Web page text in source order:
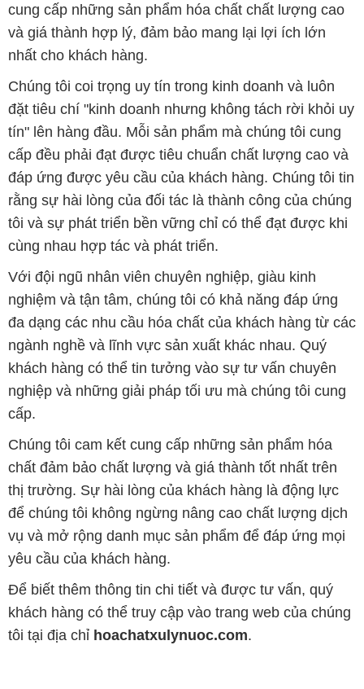
cung cấp những sản phẩm hóa chất chất lượng cao
và giá thành hợp lý, đảm bảo mang lại lợi ích lớn
nhất cho khách hàng.
Chúng tôi coi trọng uy tín trong kinh doanh và luôn
đặt tiêu chí "kinh doanh nhưng không tách rời khỏi uy
tín" lên hàng đầu. Mỗi sản phẩm mà chúng tôi cung
cấp đều phải đạt được tiêu chuẩn chất lượng cao và
đáp ứng được yêu cầu của khách hàng. Chúng tôi tin
rằng sự hài lòng của đối tác là thành công của chúng
tôi và sự phát triển bền vững chỉ có thể đạt được khi
cùng nhau hợp tác và phát triển.
Với đội ngũ nhân viên chuyên nghiệp, giàu kinh
nghiệm và tận tâm, chúng tôi có khả năng đáp ứng
đa dạng các nhu cầu hóa chất của khách hàng từ các
ngành nghề và lĩnh vực sản xuất khác nhau. Quý
khách hàng có thể tin tưởng vào sự tư vấn chuyên
nghiệp và những giải pháp tối ưu mà chúng tôi cung
cấp.
Chúng tôi cam kết cung cấp những sản phẩm hóa
chất đảm bảo chất lượng và giá thành tốt nhất trên
thị trường. Sự hài lòng của khách hàng là động lực
để chúng tôi không ngừng nâng cao chất lượng dịch
vụ và mở rộng danh mục sản phẩm để đáp ứng mọi
yêu cầu của khách hàng.
Để biết thêm thông tin chi tiết và được tư vấn, quý
khách hàng có thể truy cập vào trang web của chúng
tôi tại địa chỉ hoachatxulynuoc.com.